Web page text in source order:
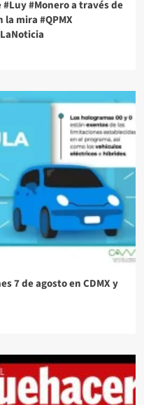
#Monero a través de
mira #QPMX
7 de agosto en CDMX y